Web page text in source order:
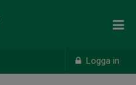
Logga in